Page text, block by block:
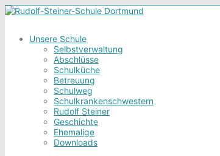
Unsere Schule
Selbstverwaltung
Abschlüsse
Schulküche
Betreuung
Schulweg
Schulkrankenschwestern
Rudolf Steiner
Geschichte
Ehemalige
Downloads